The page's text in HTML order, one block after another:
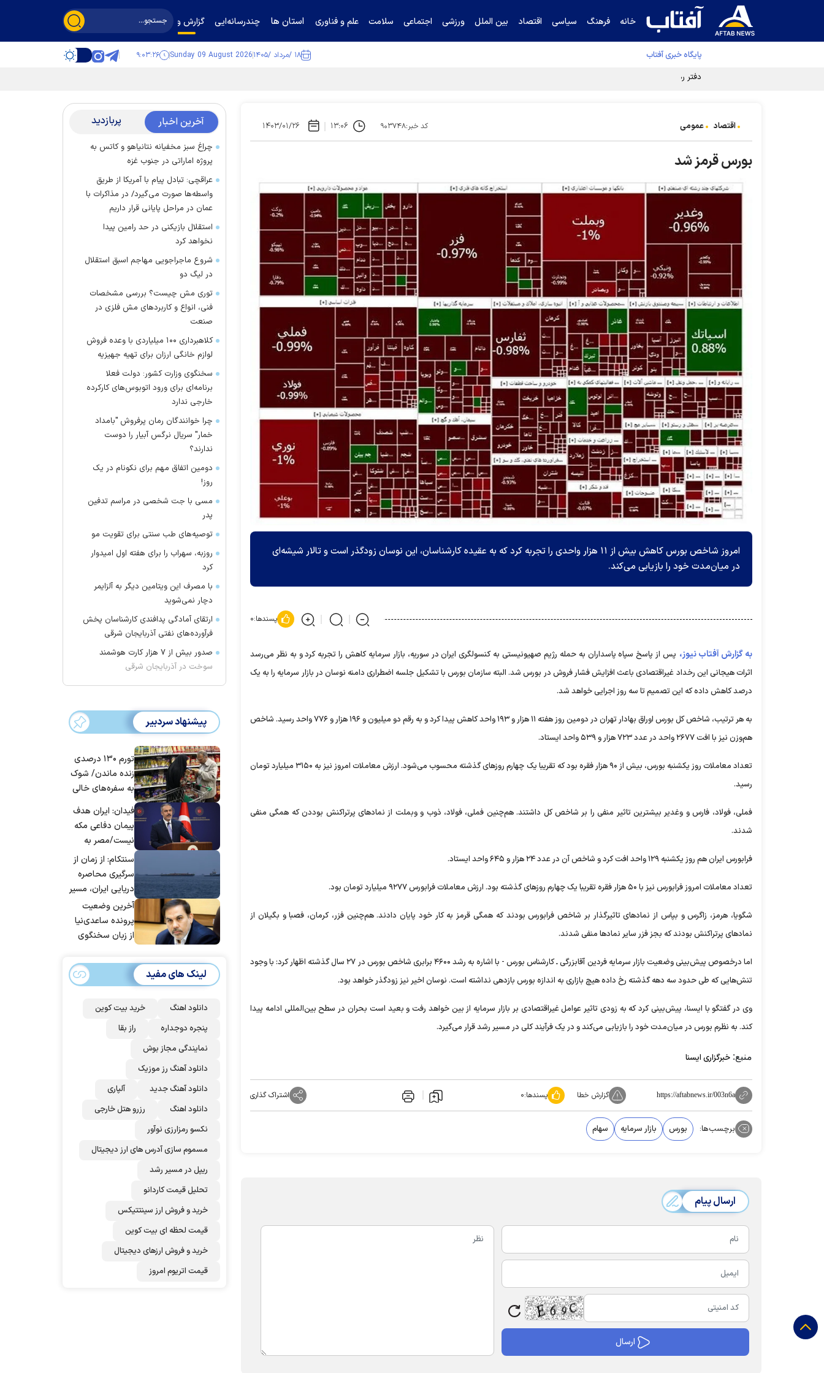
خانه فرهنگ سیاسی اقتصاد بین الملل ورزشی اجتماعی سلامت علم و فناوری استان ها چندرسانه‌ایی گزارش و گفت‌وگو
پایگاه خبری آفتاب ۱۸ /مرداد /۱۴۰۵ Sunday 09 August 2026 ۹:۰۳:۲۷
دفتر رهبر انقلاب ادعای خرازی درباره پزشکیان را تکذیب کرد
اقتصاد عمومی کد خبر:۹۰۳۷۴۸ ۱۳:۰۶ ۱۴۰۳/۰۱/۲۶
بورس قرمز شد
امروز شاخص بورس کاهش بیش از ۱۱ هزار واحدی را تجربه کرد که به عقیده کارشناسان، این نوسان زودگذر است و تالار شیشه‌ای
در میان‌مدت خود را بازیابی می‌کند.
پسندها:۰
به گزارش آفتاب نیوز، پس از پاسخ سپاه پاسداران به حمله رژیم صهیونیستی به کنسولگری ایران در سوریه، بازار سرمایه کاهش را تجربه کرد و به نظر می‌رسد
اثرات هیجانی این رخداد غیراقتصادی باعث افزایش فشار فروش در بورس شد. البته سازمان بورس با تشکیل جلسه اضطراری دامنه نوسان در بازار سرمایه را به یک
درصد کاهش داده که این تصمیم تا سه روز اجرایی خواهد شد.
به هر ترتیب، شاخص کل بورس اوراق بهادار تهران در دومین روز هفته ۱۱ هزار و ۱۹۳ واحد کاهش پیدا کرد و به رقم دو میلیون و ۱۹۶ هزار و ۷۷۶ واحد رسید. شاخص
هم‌وزن نیز با افت ۲۶۷۷ واحد در عدد ۷۲۳ هزار و ۵۳۹ واحد ایستاد.
تعداد معاملات روز یکشنبه بورس، بیش از ۹۰ هزار فقره بود که تقریبا یک چهارم روز‌های گذشته محسوب می‌شود. ارزش معاملات امروز نیز به ۳۱۵۰ میلیارد تومان
رسید.
فملی، فولاد، فارس و وغدیر بیشترین تاثیر منفی را بر شاخص کل داشتند. هم‌چنین فملی، فولاد، ذوب و وبملت از نماد‌های پرتراکنش بوددن که همگی منفی
شدند.
فرابورس ایران هم روز یکشنبه ۱۲۹ واحد افت کرد و شاخص آن در عدد ۲۴ هزار و ۶۴۵ واحد ایستاد.
تعداد معاملات امروز فرابورس نیز با ۵۰ هزار فقره تقریبا یک چهارم روز‌های گذشته بود. ارزش معاملات فرابورس ۹۲۷۷ میلیارد تومان بود.
شگویا، هرمز، زاگرس و بپاس از نماد‌های تاثیرگذار بر شاخص فرابورس بودند که همگی قرمز به کار خود پایان دادند. هم‌چنین فزر، کرمان، فصبا و بگیلان از
نماد‌های پرتراکنش بودند که بجز فزر سایر نماد‌ها منفی شدند.
اما درخصوص پیش‌بینی وضعیت بازار سرمایه فردین آقابزرگی ـ کارشناس بورس - با اشاره به رشد ۴۶۰۰ برابری شاخص بورس در ۲۷ سال گذشته اظهار کرد: با وجود
تنش‌هایی که طی حدود سه دهه گذشته رخ داده هیچ بازاری به اندازه بورس بازدهی نداشته است. نوسان اخیر نیز زودگذر خواهد بود.
وی در گفتگو با ایسنا، پیش‌بینی کرد که به زودی تاثیر عوامل غیراقتصادی بر بازار سرمایه از بین خواهد رفت و بعید است بحران در سطح بین‌المللی ادامه پیدا
کند. به نظرم بورس در میان‌مدت خود را بازیابی می‌کند و در یک فرآیند کلی در مسیر رشد قرار می‌گیرد.
منبع: خبرگزاری ایسنا
https://aftabnews.ir/003n6a گزارش خطا پسندها:۰ اشتراک گذاری
برچسب‌ها: بورس بازار سرمایه سهام
ارسال پیام
آخرین اخبار پربازدید
چراغ سبز مخفیانه نتانیاهو و کاتس به
پروژه اماراتی در جنوب غزه
عراقچی: تبادل پیام با آمریکا از طریق
واسطه‌ها صورت می‌گیرد/ در مذاکرات با
عمان در مراحل پایانی قرار داریم
استقلال بازیکنی در حد رامین پیدا
نخواهد کرد
شروع ماجراجویی مهاجم اسبق استقلال
در لیگ دو
توری مش چیست؟ بررسی مشخصات
فنی، انواع و کاربردهای مش فلزی در
صنعت
کلاهبرداری ۱۰۰ میلیاردی با وعده فروش
لوازم خانگی ارزان برای تهیه جهیزیه
سخنگوی وزارت کشور: دولت فعلا
برنامه‌ای برای ورود اتوبوس‌های کارکرده
خارجی ندارد
چرا خوانندگان رمان پرفروش "بامداد
خمار" سریال نرگس آبیار را دوست
ندارند؟
دومین اتفاق مهم برای نکونام در یک
روز!
مسی با جت شخصی در مراسم تدفین
پدر
توصیه‌های طب سنتی برای تقویت مو
روزبه، سهراب را برای هفته اول امیدوار
کرد
با مصرف این ویتامین دیگر به آلزایمر
دچار نمی‌شوید
ارتقای آمادگی پدافندی کارشناسان پخش
فرآورده‌های نفتی آذربایجان شرقی
صدور بیش از ۷ هزار کارت هوشمند
سوخت در آذربایجان شرقی
پیشنهاد سردبیر
تورم ۱۳۰ درصدی
زنده ماندن/ شوک
به سفره‌های خالی
فیدان: ایران هدف
پیمان دفاعی مکه
نیست/مصر به
جمع ترکیه،
عربستان و
پاکستان می
پیوندد
سنتکام: از زمان از
سرگیری محاصره
دریایی ایران، مسیر
بیش از ۵۰ کشتی را
تغییر داده‌ایم
آخرین وضعیت
پرونده ساعدی‌نیا
از زبان سخنگوی
لینک های مفید
دانلود اهنگ
خرید بیت کوین
پنجره دوجداره
راز بقا
نمایندگی مجاز بوش
دانلود آهنگ رز‌ موزیک
دانلود آهنگ جدید
آلپاری
دانلود اهنگ
رزرو هتل خارجی
نکسو رمزارزی نوآور
مسموم سازی آدرس های ارز دیجیتال
ریپل در مسیر رشد
تحلیل قیمت کاردانو
خرید و فروش ارز سینتتیکس
قیمت لحظه ای بیت کوین
خرید و فروش ارزهای دیجیتال
قیمت اتریوم امروز